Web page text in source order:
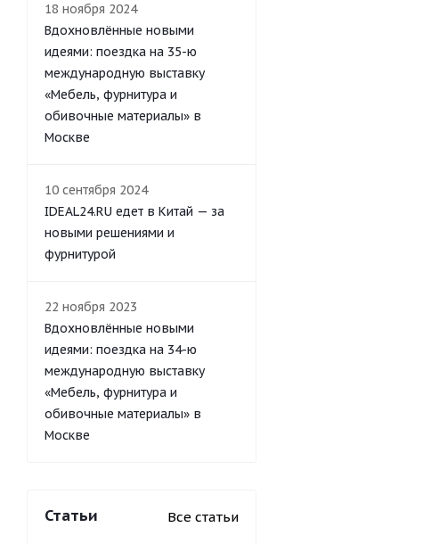
18 ноября 2024
Вдохновлённые новыми
идеями: поездка на 35-ю
международную выставку
«Мебель, фурнитура и
обивочные материалы» в
Москве
10 сентября 2024
IDEAL24.RU едет в Китай — за
новыми решениями и
фурнитурой
22 ноября 2023
Вдохновлённые новыми
идеями: поездка на 34-ю
международную выставку
«Мебель, фурнитура и
обивочные материалы» в
Москве
Статьи Все статьи